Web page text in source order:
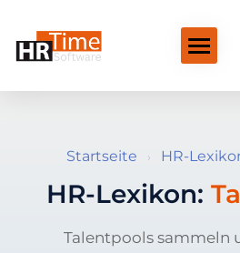
Startseite › HR-
HR-Lexikon:
Talentpools sammeln